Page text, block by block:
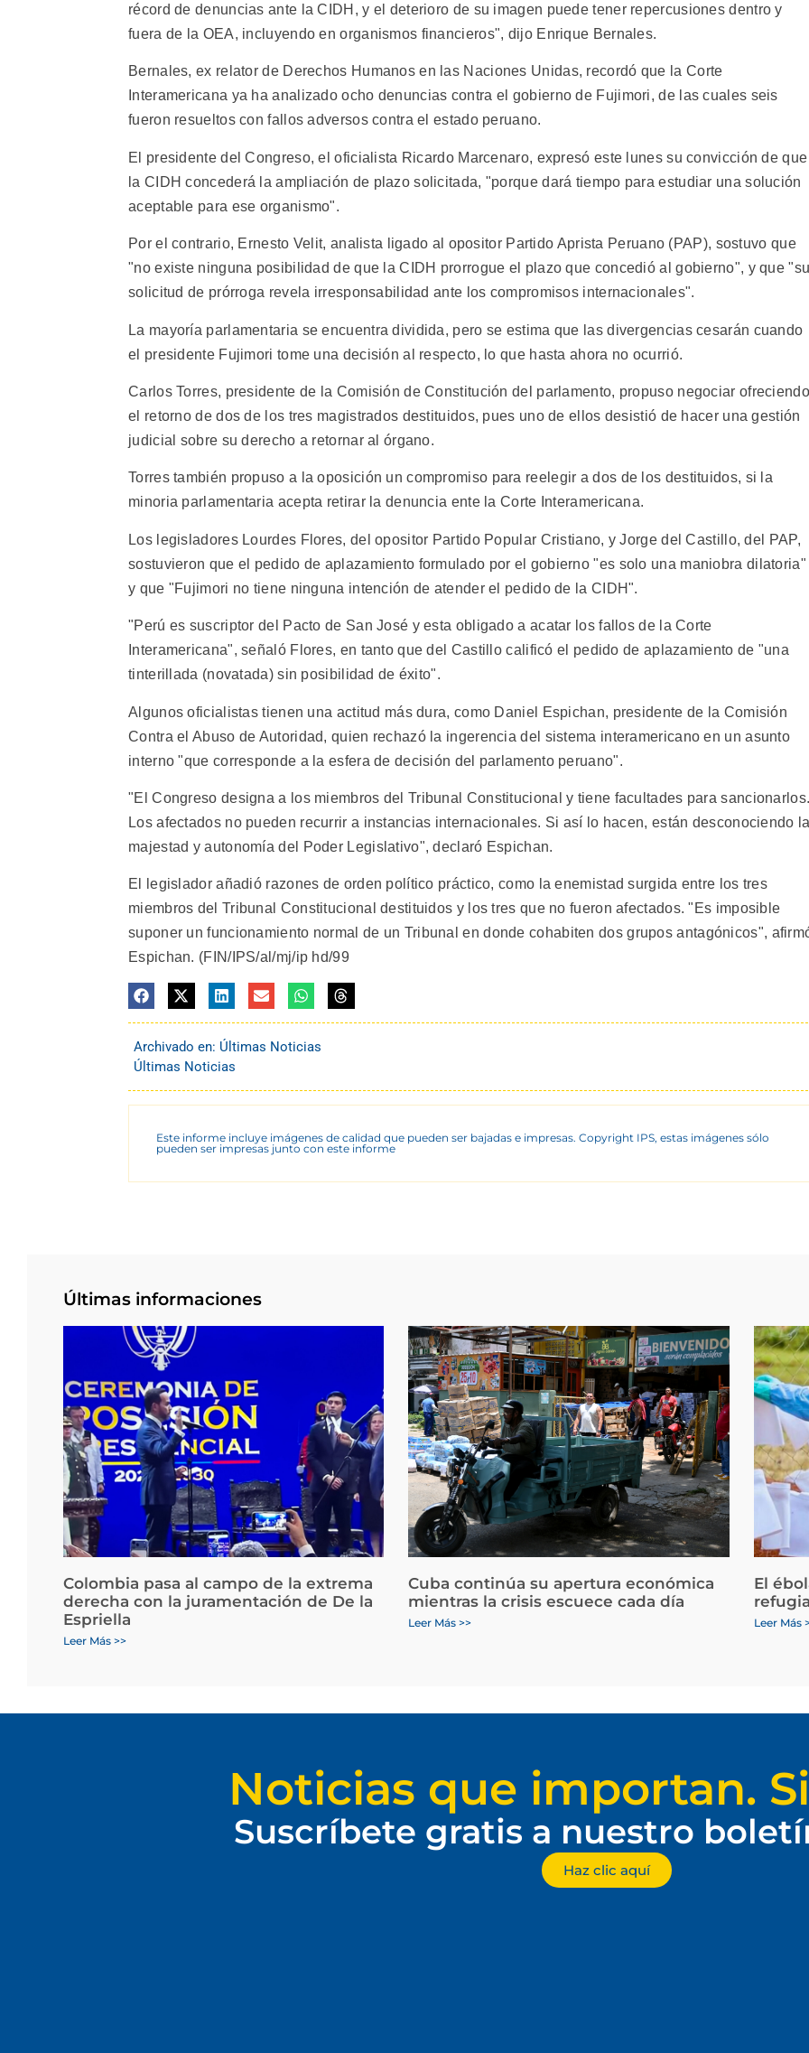
récord de denuncias ante la CIDH, y el deterioro de su imagen puede tener repercusiones dentro y
fuera de la OEA, incluyendo en organismos financieros", dijo Enrique Bernales.
Bernales, ex relator de Derechos Humanos en las Naciones Unidas, recordó que la Corte
Interamericana ya ha analizado ocho denuncias contra el gobierno de Fujimori, de las cuales seis
fueron resueltos con fallos adversos contra el estado peruano.
El presidente del Congreso, el oficialista Ricardo Marcenaro, expresó este lunes su convicción de que
la CIDH concederá la ampliación de plazo solicitada, "porque dará tiempo para estudiar una solución
aceptable para ese organismo".
Por el contrario, Ernesto Velit, analista ligado al opositor Partido Aprista Peruano (PAP), sostuvo que
"no existe ninguna posibilidad de que la CIDH prorrogue el plazo que concedió al gobierno", y que
solicitud de prórroga revela irresponsabilidad ante los compromisos internacionales".
La mayoría parlamentaria se encuentra dividida, pero se estima que las divergencias cesarán cuando
el presidente Fujimori tome una decisión al respecto, lo que hasta ahora no ocurrió.
Carlos Torres, presidente de la Comisión de Constitución del parlamento, propuso negociar ofreciendo
el retorno de dos de los tres magistrados destituidos, pues uno de ellos desistió de hacer una gestión
judicial sobre su derecho a retornar al órgano.
Torres también propuso a la oposición un compromiso para reelegir a dos de los destituidos, si la
minoria parlamentaria acepta retirar la denuncia ente la Corte Interamericana.
Los legisladores Lourdes Flores, del opositor Partido Popular Cristiano, y Jorge del Castillo, del PAP,
sostuvieron que el pedido de aplazamiento formulado por el gobierno "es solo una maniobra dilatoria"
y que "Fujimori no tiene ninguna intención de atender el pedido de la CIDH".
"Perú es suscriptor del Pacto de San José y esta obligado a acatar los fallos de la Corte
Interamericana", señaló Flores, en tanto que del Castillo calificó el pedido de aplazamiento de "una
tinterillada (novatada) sin posibilidad de éxito".
Algunos oficialistas tienen una actitud más dura, como Daniel Espichan, presidente de la Comisión
Contra el Abuso de Autoridad, quien rechazó la ingerencia del sistema interamericano en un asunto
interno "que corresponde a la esfera de decisión del parlamento peruano".
"El Congreso designa a los miembros del Tribunal Constitucional y tiene facultades para
Los afectados no pueden recurrir a instancias internacionales. Si así lo hacen, están desconociendo
majestad y autonomía del Poder Legislativo", declaró Espichan.
El legislador añadió razones de orden político práctico, como la enemistad surgida entre los tres
miembros del Tribunal Constitucional destituidos y los tres que no fueron afectados. "Es imposible
suponer un funcionamiento normal de un Tribunal en donde cohabiten dos grupos antagónicos",
Espichan. (FIN/IPS/al/mj/ip hd/99
Archivado en: Últimas Noticias
Últimas Noticias
Este informe incluye imágenes de calidad que pueden ser bajadas e impresas. Copyright IPS, estas imágenes sólo
pueden ser impresas junto con este informe
Últimas informaciones
Colombia pasa al campo de la extrema
derecha con la juramentación de De la
Espriella
Leer Más >>
Cuba continúa su apertura económica
mientras la crisis escuece cada día
Leer Más >>
El
Leer Más
Noticias que importan.
Suscríbete gratis a nuestro
Haz clic aquí